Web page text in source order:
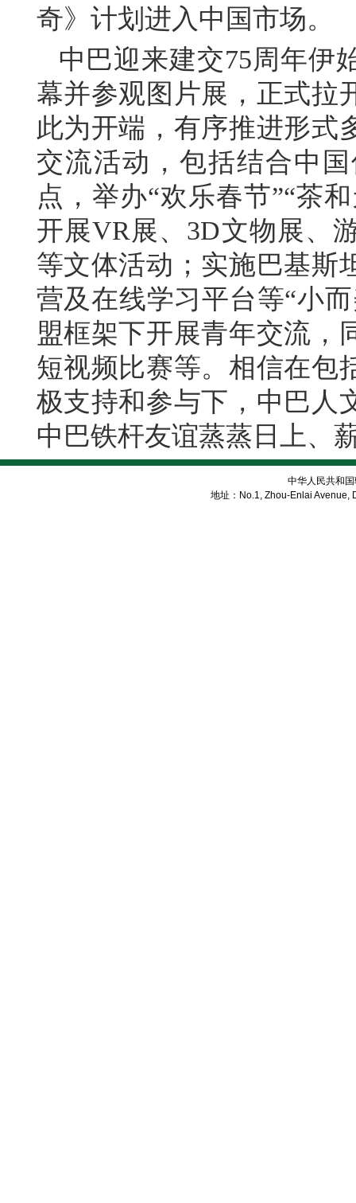
奇》计划进入中国市场。
中巴迎来建交75周年伊
幕并参观图片展，正式拉
此为开端，有序推进形式
交流活动，包括结合中
点，举办“欢乐春节”“茶
开展VR展、3D文物展、
等文体活动；实施巴基斯
营及在线学习平台等“小
盟框架下开展青年交流，
短视频比赛等。相信在包
极支持和参与下，中巴人
中巴铁杆友谊蒸蒸日上、
中华人民共和
地址：No.1, Zhou-Enlai Avenue,